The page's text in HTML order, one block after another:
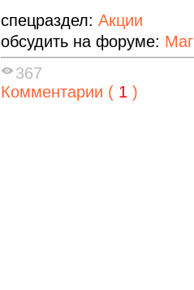
спецраздел: Акции
обсудить на форуме:
367
Комментарии ( 1 )